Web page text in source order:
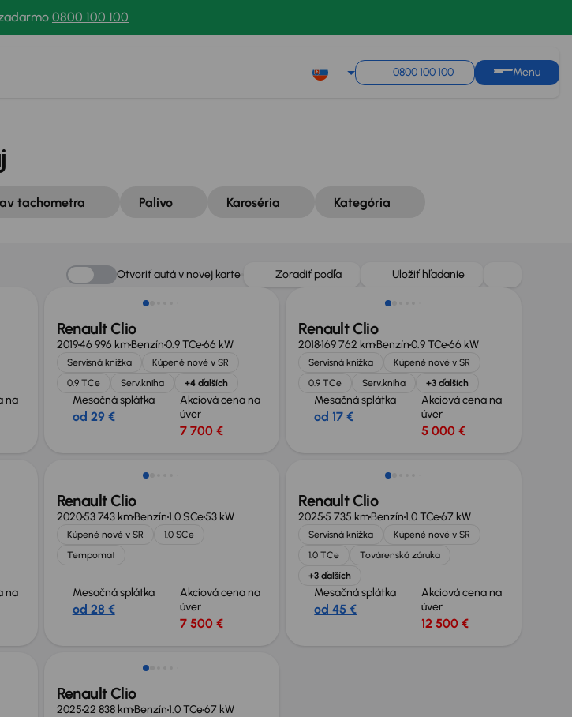
0800 100 100
0800 100 100 Menu
tachometra Palivo Karoséria Kategória
Otvoriť autá v novej karte Zoradiť podľa Uložiť hľadanie
na
Renault Clio
201946 996 kmBenzín0.9 TCe66 kW
Servisná knižka
Kúpené nové v SR
0.9 TCe
Serv.kniha +4 ďalších
Mesačná splátka
od 29 €
Akciová cena na
úver
7 700 €
Renault Clio
2018169 762 kmBenzín0.9 TCe66 kW
Servisná knižka
Kúpené nové v SR
0.9 TCe
Serv.kniha +3 ďalších
Mesačná splátka
od 17 €
Akciová cena na
úver
5 000 €
na
Renault Clio
202053 743 kmBenzín1.0 SCe53 kW
Kúpené nové v SR
1.0 SCe
Tempomat
Mesačná splátka
od 28 €
Akciová cena na
úver
7 500 €
Renault Clio
20255 735 kmBenzín1.0 TCe67 kW
Servisná knižka
Kúpené nové v SR
1.0 TCe
Továrenská záruka
+3 ďalších
Mesačná splátka
od 45 €
Akciová cena na
úver
12 500 €
Renault Clio
202522 838 kmBenzín1.0 TCe67 kW